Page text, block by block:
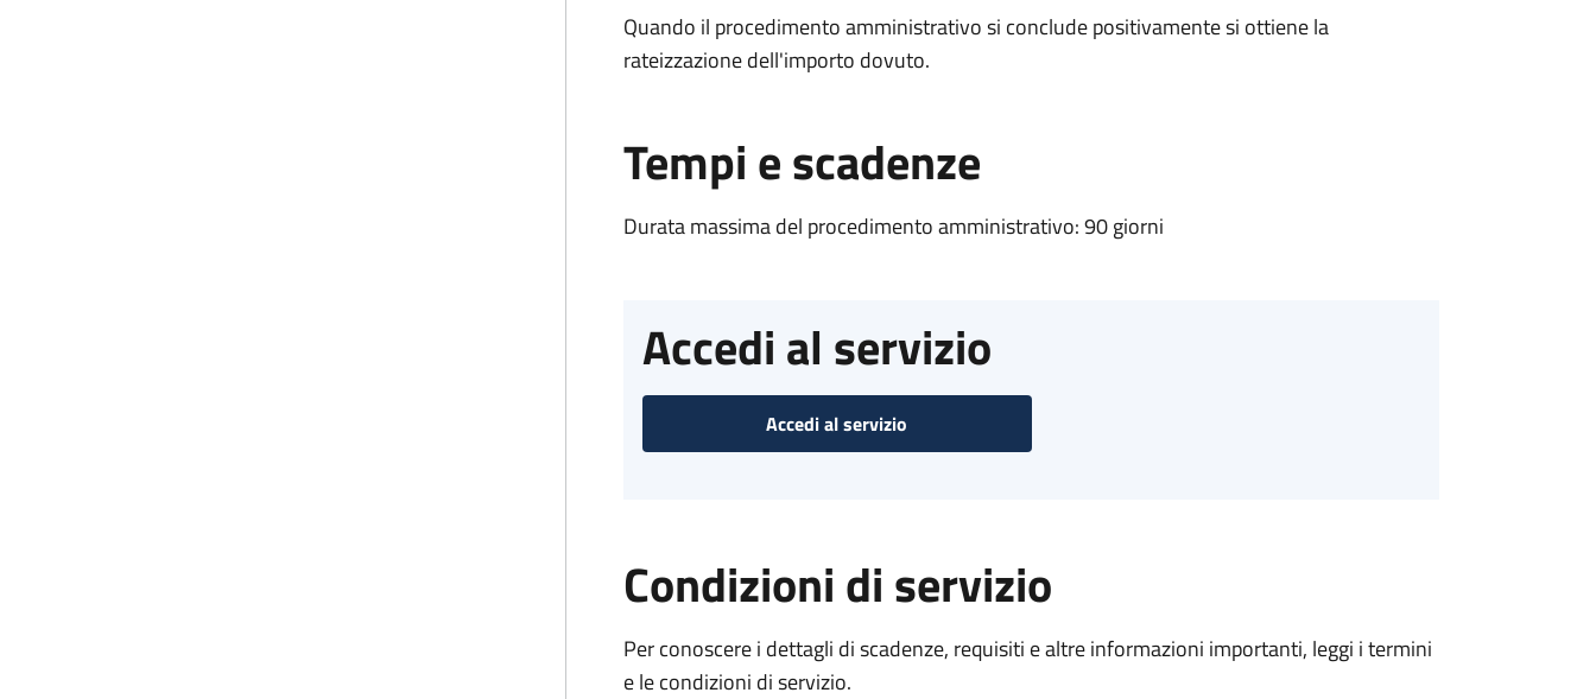
Quando il procedimento amministrativo si conclude positivamente si ottiene la
rateizzazione dell'importo dovuto.
Tempi e scadenze
Durata massima del procedimento amministrativo: 90 giorni
Accedi al servizio
Accedi al servizio
Condizioni di servizio
Per conoscere i dettagli di scadenze, requisiti e altre informazioni importanti, leggi i termini
e le condizioni di servizio.